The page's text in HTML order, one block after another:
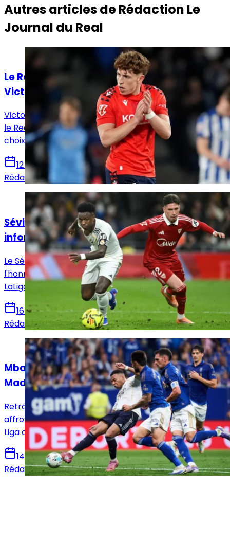
Autres articles deRédaction Le
Journal du Real
Le Real Madrid face à un dilemme pour
Victor Muñoz
Victor Muñoz attire les regards en Navarre, tandis que
le Real Madrid prépare un possible rapatriement, un
choix qui pourrait remodeler l’offensive madrilène.
12 juin 2026
Rédaction Le Journal du Real
Actualités
Séville - Real Madrid : Horaire, chaînes et
informations sur le match !
Le Séville FC reçoit ce dimanche le Real Madrid en
l'honneur de la 37e et avant-dernière journée de
LaLiga. Voici toutes les infos pour suivre la rencontre.
16 mai 2026
Rédaction Le Journal du Real
Actualités
Mbappé sur le banc : le XI titulaire du Real
Madrid face au Real Oviedo !
Retrouvez la composition officielle du Real Madrid pour
affronter le Real Oviedo en vue de la 36e journée de
Liga avec notamment le retour de Mbappé.
14 mai 2026
Rédaction Le Journal du Real